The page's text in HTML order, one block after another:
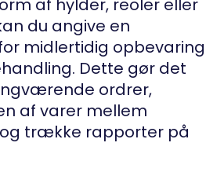
du angive en
midlertidig opbevaring
Dette gør det
ordrer,
af varer mellem
trække rapporter på